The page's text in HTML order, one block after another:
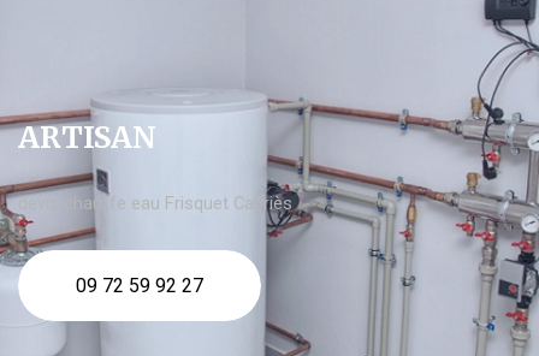
ARTISAN
devis chauffe eau Frisquet Cabriès
09 72 59 92 27